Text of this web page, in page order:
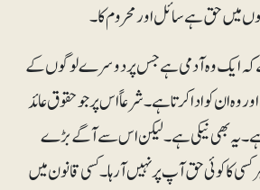
میں حق ہے سائل اور محروم کا۔
کہ ایک وہ آدمی ہے جس پر دوسرے لوگوں کے
وہ ان کو ادا کرتا ہے۔ شرعاً اس پر جو حقوق عائد
ہے۔ یہ بھی نیکی ہے ۔ لیکن اس سے آگے بڑے
کا کوئی حق آپ پر نہیں آرہا۔ کسی قانون میں